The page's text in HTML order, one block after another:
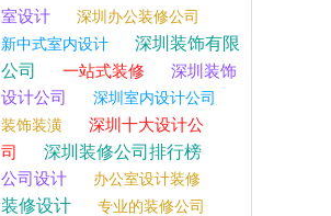
室设计
深圳办公装修公司
新中式室内设计
深圳装饰有限
公司
一站式装修
深圳装饰
设计公司
深圳室内设计公司
装饰装潢
深圳十大设计公
司
深圳装修公司排行榜
公司设计 办公室设计装修
装修设计
专业的装修公司